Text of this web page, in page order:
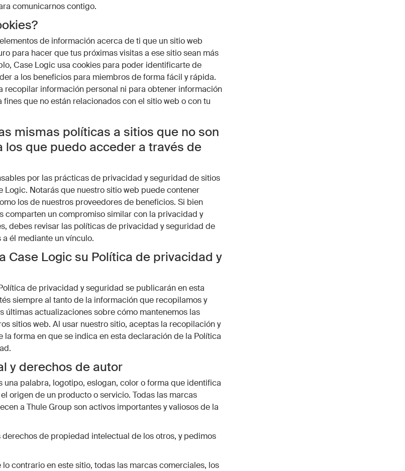
comunicarnos contigo.
de información acerca de ti que un sitio web
para hacer que tus próximas visitas a ese sitio sean más
Case Logic usa cookies para poder identificarte de
a los beneficios para miembros de forma fácil y rápida.
recopilar información personal ni para obtener información
que no están relacionados con el sitio web o con tu
mismas políticas a sitios que no son
los que puedo acceder a través de
por las prácticas de privacidad y seguridad de sitios
Logic. Notarás que nuestro sitio web puede contener
los de nuestros proveedores de beneficios. Si bien
comparten un compromiso similar con la privacidad y
debes revisar las políticas de privacidad y seguridad de
él mediante un vínculo.
Case Logic su Política de privacidad y
de privacidad y seguridad se publicarán en esta
siempre al tanto de la información que recopilamos y
últimas actualizaciones sobre cómo mantenemos las
sitios web. Al usar nuestro sitio, aceptas la recopilación y
la forma en que se indica en esta declaración de la Política
y derechos de autor
una palabra, logotipo, eslogan, color o forma que identifica
origen de un producto o servicio. Todas las marcas
a Thule Group son activos importantes y valiosos de la
de propiedad intelectual de los otros, y pedimos
contrario en este sitio, todas las marcas comerciales, los